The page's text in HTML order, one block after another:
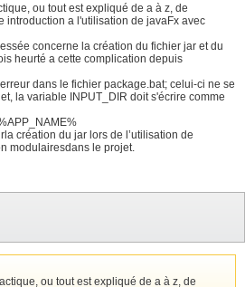
ou tout est expliqué de a à z, de
introduction a l'utilisation de javaFx avec
concerne la création du fichier jar et du
heurté a cette complication depuis
dans le fichier package.bat; celui-ci ne se
la variable INPUT_DIR doit s'écrire comme
création du jar lors de l’utilisation de
modulairesdans le projet.
ou tout est expliqué de a à z, de